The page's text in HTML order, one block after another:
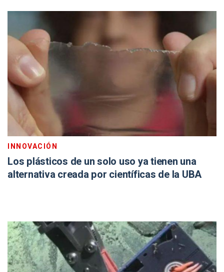
INNOVACIÓN
Los plásticos de un solo uso ya tienen una
alternativa creada por científicas de la UBA